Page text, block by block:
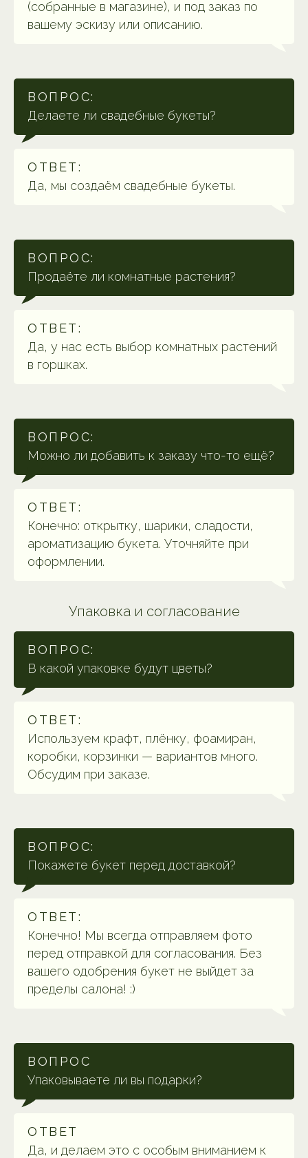
(собранные в магазине), и под заказ по
вашему эскизу или описанию.
ВОПРОС:
Делаете ли свадебные букеты?
ОТВЕТ:
Да, мы создаём свадебные букеты.
ВОПРОС:
Продаёте ли комнатные растения?
ОТВЕТ:
Да, у нас есть выбор комнатных растений
в горшках.
ВОПРОС:
Можно ли добавить к заказу что-то ещё?
ОТВЕТ:
Конечно: открытку, шарики, сладости,
ароматизацию букета. Уточняйте при
оформлении.
Упаковка и согласование
ВОПРОС:
В какой упаковке будут цветы?
ОТВЕТ:
Используем крафт, плёнку, фоамиран,
коробки, корзинки — вариантов много.
Обсудим при заказе.
ВОПРОС:
Покажете букет перед доставкой?
ОТВЕТ:
Конечно! Мы всегда отправляем фото
перед отправкой для согласования. Без
вашего одобрения букет не выйдет за
пределы салона! :)
ВОПРОС
Упаковываете ли вы подарки?
ОТВЕТ
Да, и делаем это с особым вниманием к
ФЛОРА СТАЙЛ
САЛОН ЦВЕТОВ
ИНН: 771908224441
ОГРН: 322774600665986
Разработка сайта